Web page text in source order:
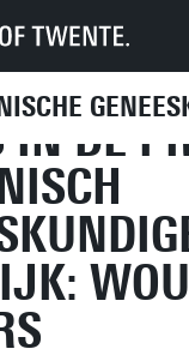
Studenteninformatie
TG'ers in de
IN DE